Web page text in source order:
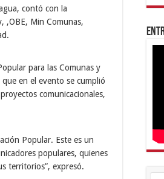
contó con la
,OBE, Min Comunas,
para las Comunas y
en el evento se cumplió
comunicacionales,
Popular. Este es un
populares, quienes
territorios”, expresó.